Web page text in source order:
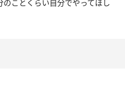
のことくらい自分でやってほし